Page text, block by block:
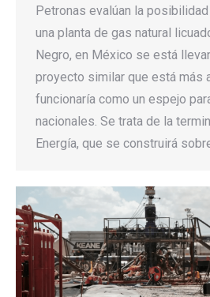
Petronas evalúan la
una planta de gas natural
Negro, en México se está
proyecto similar que está más
funcionaría como un espejo
nacionales. Se trata de la
Energía, que se construirá